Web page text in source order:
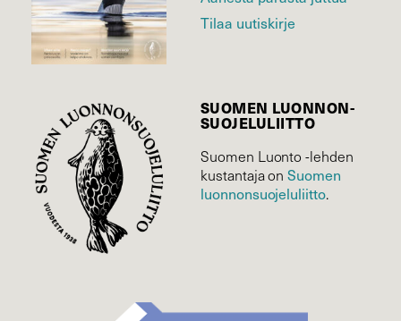
Tilaa uutiskirje
SUOMEN LUONNON­
SUOJELU­LIITTO
Suomen Luonto -lehden
kustantaja onSuomen
luonnonsuojelu­liitto.